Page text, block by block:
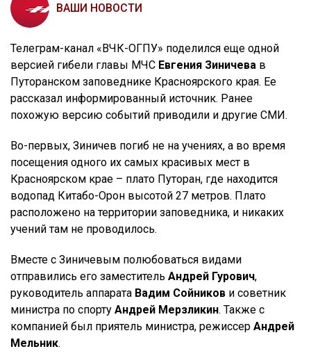
ВАШИ НОВОСТИ
Телеграм-канал «ВЧК-ОГПУ» поделился еще одной
версией гибели главы МЧС Евгения Зиничева в
Путоранском заповеднике Красноярского края. Ее
рассказал информированный источник. Ранее
похожую версию событий приводили и другие СМИ.
Во-первых, Зиничев погиб не на учениях, а во время
посещения одного их самых красивых мест в
Красноярском крае – плато Путоран, где находится
водопад Китабо-Орон высотой 27 метров. Плато
расположено на территории заповедника, и никаких
учений там не проводилось.
Вместе с Зиничевым полюбоваться видами
отправились его заместитель Андрей Гурович,
руководитель аппарата Вадим Сойников и советник
министра по спорту Андрей Мерзликин. Также с
компанией был приятель министра, режиссер Андрей
Мельник.